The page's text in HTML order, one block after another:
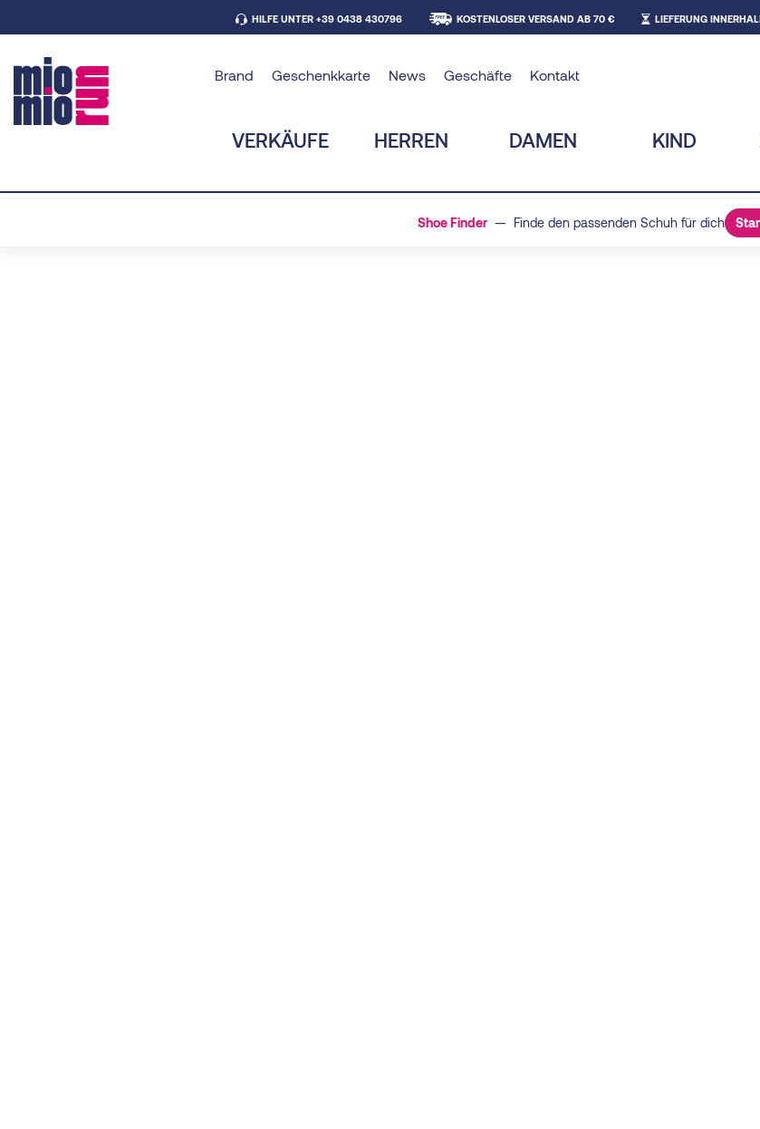
HILFE UNTER +39 0438 430796 KOSTENLOSER VERSAND AB 70 € LIEFERUNG
Brand Geschenkkarte News Geschäfte Kontakt
VERKÄUFE HERREN DAMEN KIND
Shoe Finder— Finde den passenden Schuh für dich